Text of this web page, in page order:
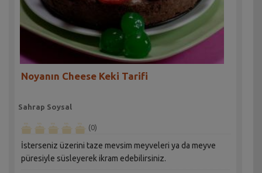
Noyanın Cheese Keki Tarifi
Sahrap Soysal
(0)
İsterseniz üzerini taze mevsim meyveleri ya da meyve
püresiyle süsleyerek ikram edebilirsiniz.